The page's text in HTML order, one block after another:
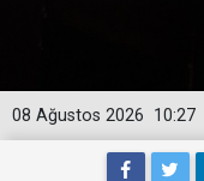
10:27
08 Ağustos 2026